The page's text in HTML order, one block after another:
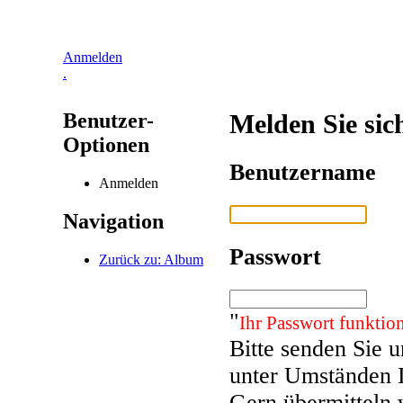
Anmelden
.
Benutzer-
Optionen
Anmelden
Navigation
Zurück zu: Album
Melden Sie
Benutzername
Passwort
"Ihr Passwort
Bitte senden Sie
unter Umständen